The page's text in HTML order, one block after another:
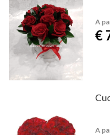
A
€
A